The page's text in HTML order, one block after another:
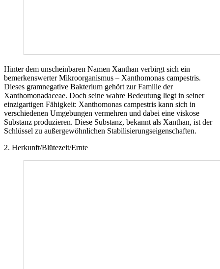
Hinter dem unscheinbaren Namen Xanthan verbirgt sich ein
bemerkenswerter Mikroorganismus – Xanthomonas campestris.
Dieses gramnegative Bakterium gehört zur Familie der
Xanthomonadaceae. Doch seine wahre Bedeutung liegt in seiner
einzigartigen Fähigkeit: Xanthomonas campestris kann sich in
verschiedenen Umgebungen vermehren und dabei eine viskose
Substanz produzieren. Diese Substanz, bekannt als Xanthan, ist der
Schlüssel zu außergewöhnlichen Stabilisierungseigenschaften.
2. Herkunft/Blütezeit/Ernte